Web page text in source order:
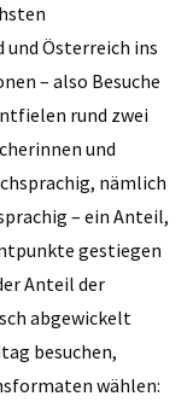
Österreich ins
– also Besuche
rund zwei
und
nämlich
– ein Anteil,
gestiegen
Anteil der
abgewickelt
besuchen,
wählen: